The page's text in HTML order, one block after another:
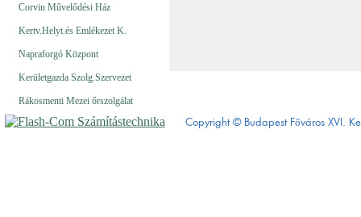
Corvin Művelődési Ház
Kertv.Helyt.és Emlékezet K.
Napraforgó Központ
Kerületgazda Szolg.Szervezet
Rákosmenti Mezei őrszolgálat
Copyright © Budapest Főváros